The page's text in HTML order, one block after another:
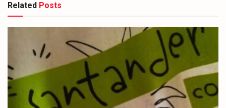
Related Posts